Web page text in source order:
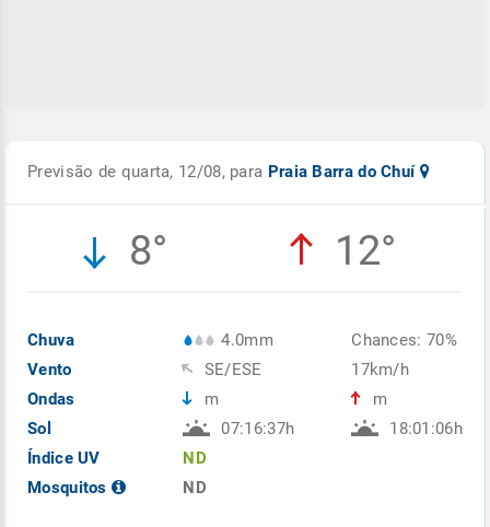
Previsão de quarta, 12/08, para Praia Barra do Chuí
8° 12°
Chuva
Vento
Ondas
Sol
Índice UV
Mosquitos
4.0mm
SE/ESE
m
07:16:37h
ND
ND
Chances: 70%
17km/h
m
18:01:06h